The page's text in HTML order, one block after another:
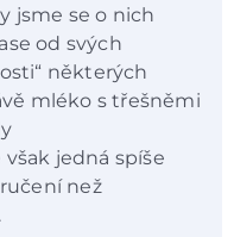
jsme se o nich
od svých
některých
mléko s třešněmi
jedná spíše
než